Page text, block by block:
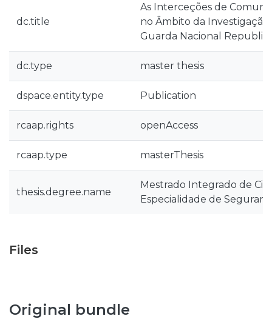
dc.title
As Interceções de
no Âmbito da Investigação
Guarda Nacional
dc.type master thesis
dspace.entity.type Publication
rcaap.rights openAccess
rcaap.type masterThesis
thesis.degree.name
Mestrado Integrado de
Especialidade de
Files
Original bundle